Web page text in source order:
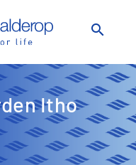
search
Itho